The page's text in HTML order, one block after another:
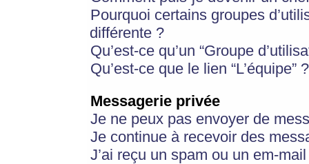
Pourquoi certains groupes
différente ?
Qu’est-ce qu’un “Groupe
Qu’est-ce que le lien “L’équipe” ?
Messagerie privée
Je ne peux pas envoyer de
Je continue à recevoir des
J’ai reçu un spam ou un em-